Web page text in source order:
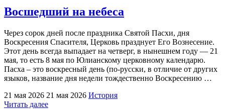
Николая
Чудотворца"
Восшедший на небеса
Через сорок дней после праздника Святой Пасхи, дня
Воскресения Спасителя, Церковь празднует Его Вознесение.
Этот день всегда выпадает на четверг, в нынешнем году — 21
мая, то есть 8 мая по Юлианскому церковному календарю.
Пасха – это воскресный день (по-русски, в отличие от других
языков, название дня недели тождественно Воскресению …
21 мая 2026 21 мая 2026 История
Читать далее"Восшедший